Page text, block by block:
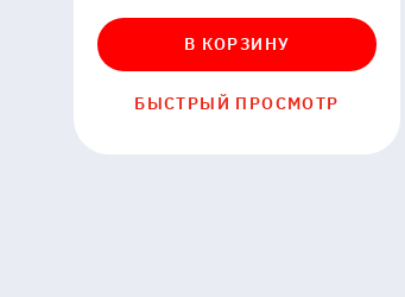
000503
В КОРЗИНУ
БЫСТРЫЙ ПРОСМОТР